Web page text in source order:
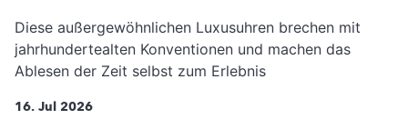
Diese außergewöhnlichen Luxusuhren brechen mit
jahrhundertealten Konventionen und machen das
Ablesen der Zeit selbst zum Erlebnis
16. Jul 2026